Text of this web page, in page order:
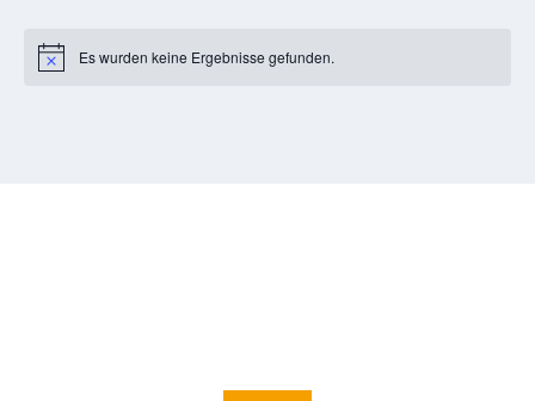
Notice Es wurden keine Ergebnisse gefunden.